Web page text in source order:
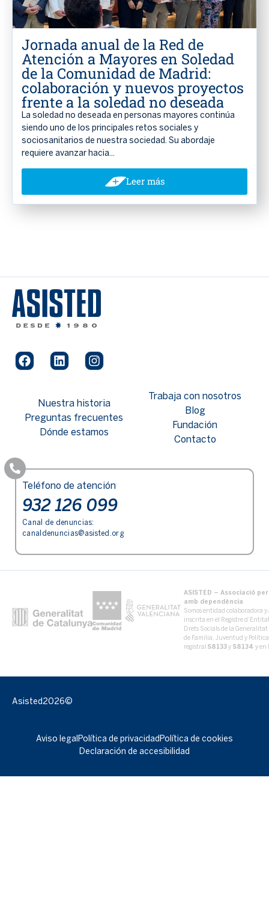
Jornada anual de la Red de
Atención a Mayores en Soledad
de la Comunidad de Madrid:
colaboración y nuevos proyectos
frente a la soledad no deseada
La soledad no deseada en personas mayores continúa
siendo uno de los principales retos sociales y
sociosanitarios de nuestra sociedad. Su abordaje
requiere avanzar hacia...
Leer más
Nuestra historia
Preguntas frecuentes
Dónde estamos
Trabaja con nosotros
Blog
Fundación
Contacto
Teléfono de atención
932 126 099
Canal de denuncias:
canaldenuncias@asisted.org
ASISTED – Associació
amb dependència
Somos entidad colaboradora
inscrita en el Registre
Drets Socials de la
de Familia, Juventud y
registral
S8133y S8134 y en
Asisted2026©
Aviso legal Política de privacidadPolítica de cookies
Declaración de accesibilidad